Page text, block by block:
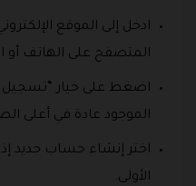
ادخل إلى الموقع
المتصفح على الهاتف أو
اضغط على خيار “تسجيل
الموجود عادة في أعلى
اختر إنشاء حساب جديد
الأولى.